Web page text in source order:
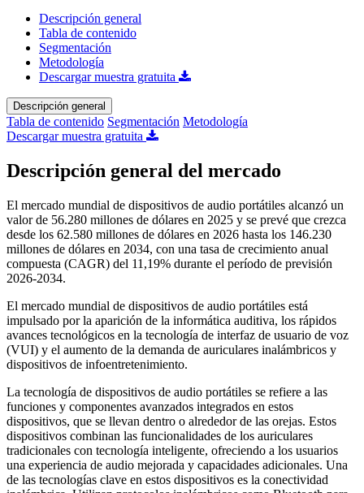
Descripción general
Tabla de contenido
Segmentación
Metodología
Descargar muestra gratuita
Descripción general
Tabla de contenido Segmentación Metodología
Descargar muestra gratuita
Descripción general del mercado
El mercado mundial de dispositivos de audio portátiles alcanzó un
valor de 56.280 millones de dólares en 2025 y se prevé que crezca
desde los 62.580 millones de dólares en 2026 hasta los 146.230
millones de dólares en 2034, con una tasa de crecimiento anual
compuesta (CAGR) del 11,19% durante el período de previsión
2026-2034.
El mercado mundial de dispositivos de audio portátiles está
impulsado por la aparición de la informática auditiva, los rápidos
avances tecnológicos en la tecnología de interfaz de usuario de voz
(VUI) y el aumento de la demanda de auriculares inalámbricos y
dispositivos de infoentretenimiento.
La tecnología de dispositivos de audio portátiles se refiere a las
funciones y componentes avanzados integrados en estos
dispositivos, que se llevan dentro o alrededor de las orejas. Estos
dispositivos combinan las funcionalidades de los auriculares
tradicionales con tecnología inteligente, ofreciendo a los usuarios
una experiencia de audio mejorada y capacidades adicionales. Una
de las tecnologías clave en estos dispositivos es la conectividad